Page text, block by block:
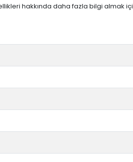
hakkında daha fazla bilgi almak